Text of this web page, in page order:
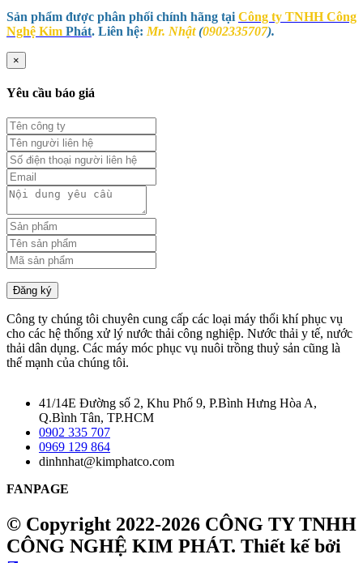
Sản phẩm được phân phối chính hãng tại Công ty TNHH Công
Nghệ Kim Phát. Liên hệ: Mr. Nhật(0902335707).
×
Yêu cầu báo giá
Đăng ký
Công ty chúng tôi chuyên cung cấp các loại máy thổi khí phục vụ
cho các hệ thống xử lý nước thải công nghiệp. Nước thải y tế, nước
thải dân dụng. Các máy móc phục vụ nuôi trồng thuỷ sản cũng là
thế mạnh của chúng tôi.
41/14E Đường số 2, Khu Phố 9, P.Bình Hưng Hòa A,
Q.Bình Tân, TP.HCM
0902 335 707
0969 129 864
dinhnhat@kimphatco.com
FANPAGE
© Copyright 2022-2026 CÔNG TY TNHH
CÔNG NGHỆ KIM PHÁT. Thiết kế bởi